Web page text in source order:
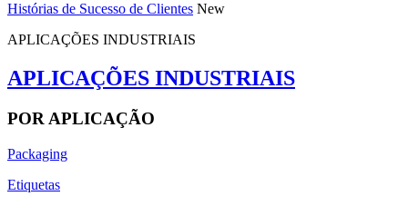
Histórias de Sucesso de Clientes New
APLICAÇÕES INDUSTRIAIS
APLICAÇÕES INDUSTRIAIS
POR APLICAÇÃO
Packaging
Etiquetas